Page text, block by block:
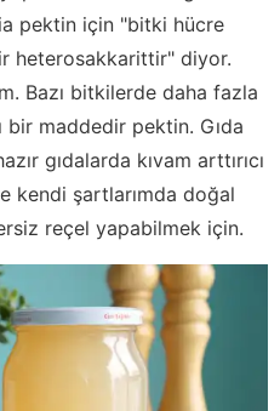
pektin için "bitki hücre
heterosakkarittir" diyor.
Bazı bitkilerde daha fazla
bir maddedir pektin. Gıda
gıdalarda kıvam arttırıcı
kendi şartlarımda doğal
reçel yapabilmek için.